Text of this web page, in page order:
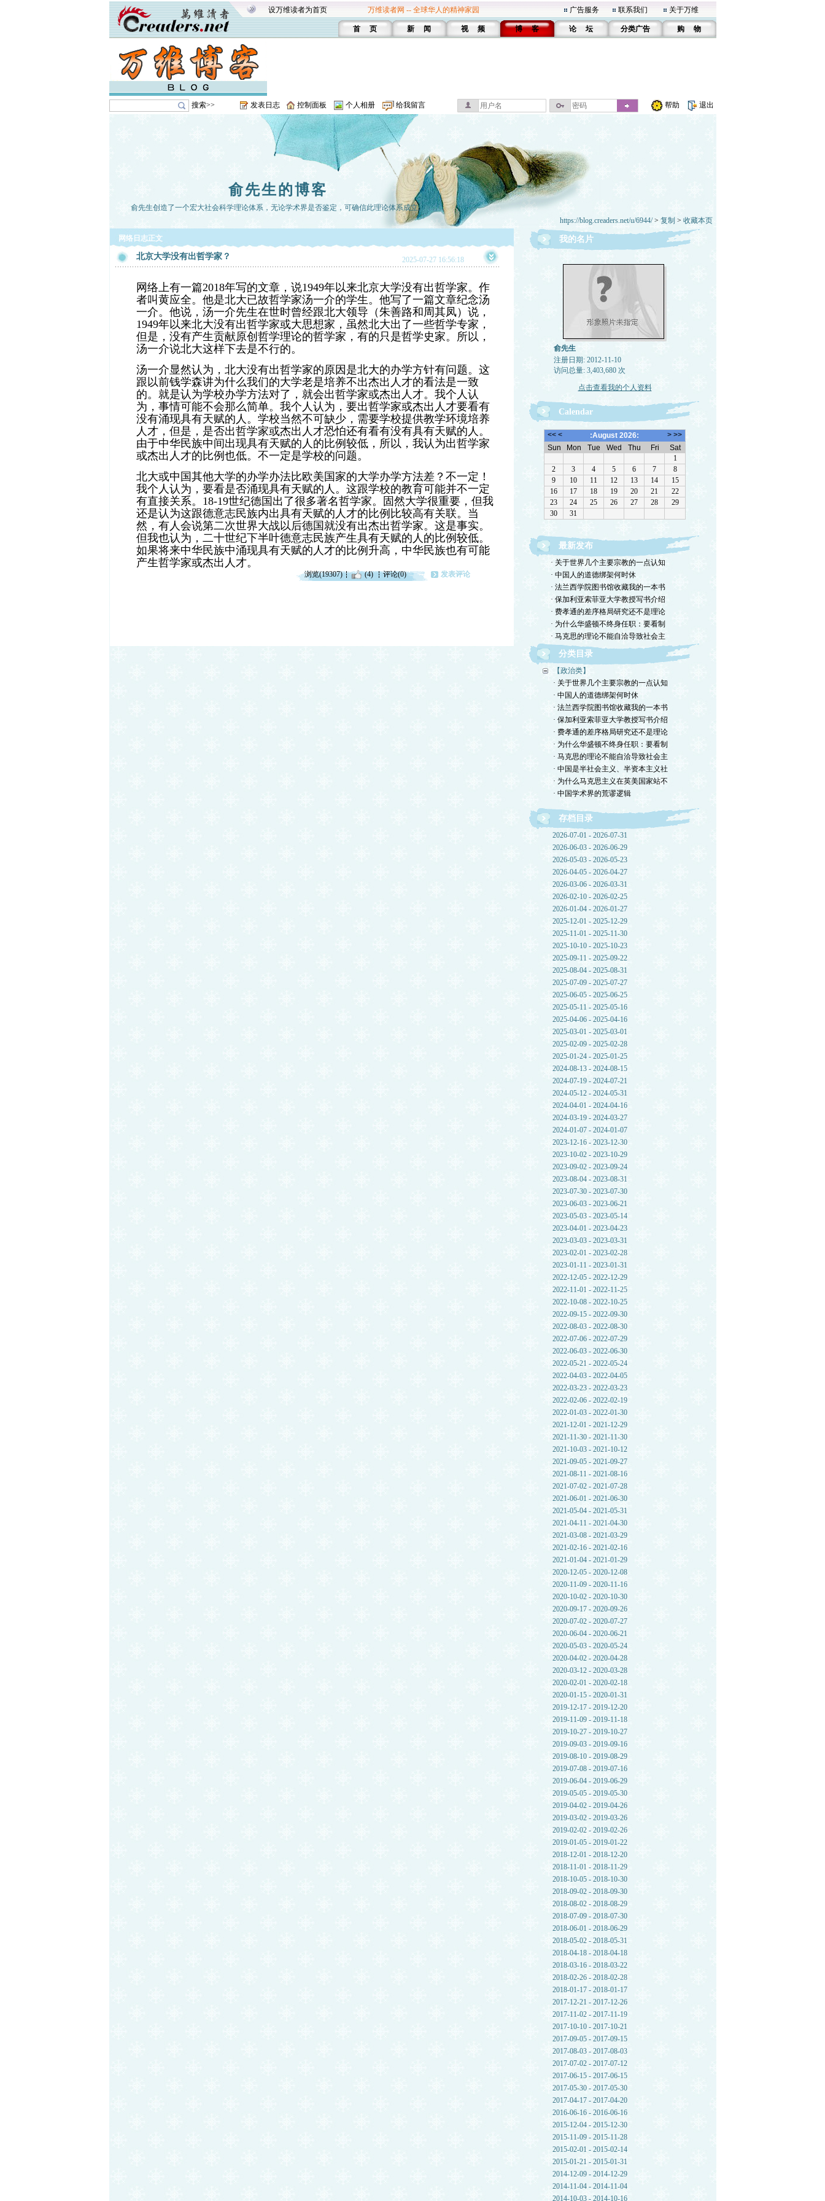
设万维读者为首页 万维读者网 -- 全球华人的精神家园 广告服务 联系我们 关于万维
首 页 新 闻 视 频 博 客 论 坛 分类广告 购 物
搜索>> 发表日志 控制面板 个人相册 给我留言 帮助 退出
俞先生的博客
俞先生创造了一个宏大社会科学理论体系，无论学术界是否鉴定，可确信此理论体系成立。
https://blog.creaders.net/u/6944/> 复制 > 收藏本页
网络日志正文
北京大学没有出哲学家？ 2025-07-27 16:56:18
网络上有一篇2018年写的文章，说1949年以来北京大学没有出哲学家。作
者叫黄应全。他是北大已故哲学家汤一介的学生。他写了一篇文章纪念汤
一介。他说，汤一介先生在世时曾经跟北大领导（朱善路和周其凤）说，
1949年以来北大没有出哲学家或大思想家，虽然北大出了一些哲学专家，
但是，没有产生贡献原创哲学理论的哲学家，有的只是哲学史家。所以，
汤一介说北大这样下去是不行的。
汤一介显然认为，北大没有出哲学家的原因是北大的办学方针有问题。这
跟以前钱学森讲为什么我们的大学老是培养不出杰出人才的看法是一致
的。就是认为学校办学方法对了，就会出哲学家或杰出人才。我个人认
为，事情可能不会那么简单。我个人认为，要出哲学家或杰出人才要看有
没有涌现具有天赋的人。学校当然不可缺少，需要学校提供教学环境培养
人才，但是，是否出哲学家或杰出人才恐怕还有看有没有具有天赋的人。
由于中华民族中间出现具有天赋的人的比例较低，所以，我认为出哲学家
或杰出人才的比例也低。不一定是学校的问题。
北大或中国其他大学的办学办法比欧美国家的大学办学方法差？不一定！
我个人认为，要看是否涌现具有天赋的人。这跟学校的教育可能并不一定
有直接关系。18-19世纪德国出了很多著名哲学家。固然大学很重要，但我
还是认为这跟德意志民族内出具有天赋的人才的比例比较高有关联。当
然，有人会说第二次世界大战以后德国就没有出杰出哲学家。这是事实。
但我也认为，二十世纪下半叶德意志民族产生具有天赋的人的比例较低。
如果将来中华民族中涌现具有天赋的人才的比例升高，中华民族也有可能
产生哲学家或杰出人才。
浏览(19307) (4) 评论(0) 发表评论
我的名片
俞先生
注册日期: 2012-11-10
访问总量: 3,403,680 次
点击查看我的个人资料
Calendar
最新发布
· 关于世界几个主要宗教的一点认知
· 中国人的道德绑架何时休
· 法兰西学院图书馆收藏我的一本书
· 保加利亚索菲亚大学教授写书介绍
· 费孝通的差序格局研究还不是理论
· 为什么华盛顿不终身任职：要看制
· 马克思的理论不能自洽导致社会主
分类目录
【政治类】
· 关于世界几个主要宗教的一点认知
· 中国人的道德绑架何时休
· 法兰西学院图书馆收藏我的一本书
· 保加利亚索菲亚大学教授写书介绍
· 费孝通的差序格局研究还不是理论
· 为什么华盛顿不终身任职：要看制
· 马克思的理论不能自洽导致社会主
· 中国是半社会主义、半资本主义社
· 为什么马克思主义在英美国家站不
· 中国学术界的荒谬逻辑
存档目录
2026-07-01 - 2026-07-31
2026-06-03 - 2026-06-29
2026-05-03 - 2026-05-23
2026-04-05 - 2026-04-27
2026-03-06 - 2026-03-31
2026-02-10 - 2026-02-25
2026-01-04 - 2026-01-27
2025-12-01 - 2025-12-29
2025-11-01 - 2025-11-30
2025-10-10 - 2025-10-23
2025-09-11 - 2025-09-22
2025-08-04 - 2025-08-31
2025-07-09 - 2025-07-27
2025-06-05 - 2025-06-25
2025-05-11 - 2025-05-16
2025-04-06 - 2025-04-16
2025-03-01 - 2025-03-01
2025-02-09 - 2025-02-28
2025-01-24 - 2025-01-25
2024-08-13 - 2024-08-15
2024-07-19 - 2024-07-21
2024-05-12 - 2024-05-31
2024-04-01 - 2024-04-16
2024-03-19 - 2024-03-27
2024-01-07 - 2024-01-07
2023-12-16 - 2023-12-30
2023-10-02 - 2023-10-29
2023-09-02 - 2023-09-24
2023-08-04 - 2023-08-31
2023-07-30 - 2023-07-30
2023-06-03 - 2023-06-21
2023-05-03 - 2023-05-14
2023-04-01 - 2023-04-23
2023-03-03 - 2023-03-31
2023-02-01 - 2023-02-28
2023-01-11 - 2023-01-31
2022-12-05 - 2022-12-29
2022-11-01 - 2022-11-25
2022-10-08 - 2022-10-25
2022-09-15 - 2022-09-30
2022-08-03 - 2022-08-30
2022-07-06 - 2022-07-29
2022-06-03 - 2022-06-30
2022-05-21 - 2022-05-24
2022-04-03 - 2022-04-05
2022-03-23 - 2022-03-23
2022-02-06 - 2022-02-19
2022-01-03 - 2022-01-30
2021-12-01 - 2021-12-29
2021-11-30 - 2021-11-30
2021-10-03 - 2021-10-12
2021-09-05 - 2021-09-27
2021-08-11 - 2021-08-16
2021-07-02 - 2021-07-28
2021-06-01 - 2021-06-30
2021-05-04 - 2021-05-31
2021-04-11 - 2021-04-30
2021-03-08 - 2021-03-29
2021-02-16 - 2021-02-16
2021-01-04 - 2021-01-29
2020-12-05 - 2020-12-08
2020-11-09 - 2020-11-16
2020-10-02 - 2020-10-30
2020-09-17 - 2020-09-26
2020-07-02 - 2020-07-27
2020-06-04 - 2020-06-21
2020-05-03 - 2020-05-24
2020-04-02 - 2020-04-28
2020-03-12 - 2020-03-28
2020-02-01 - 2020-02-18
2020-01-15 - 2020-01-31
2019-12-17 - 2019-12-20
2019-11-09 - 2019-11-18
2019-10-27 - 2019-10-27
2019-09-03 - 2019-09-16
2019-08-10 - 2019-08-29
2019-07-08 - 2019-07-16
2019-06-04 - 2019-06-29
2019-05-05 - 2019-05-30
2019-04-02 - 2019-04-26
2019-03-02 - 2019-03-26
2019-02-02 - 2019-02-26
2019-01-05 - 2019-01-22
2018-12-01 - 2018-12-20
2018-11-01 - 2018-11-29
2018-10-05 - 2018-10-30
2018-09-02 - 2018-09-30
2018-08-02 - 2018-08-29
2018-07-09 - 2018-07-30
2018-06-01 - 2018-06-29
2018-05-02 - 2018-05-31
2018-04-18 - 2018-04-18
2018-03-16 - 2018-03-22
2018-02-26 - 2018-02-28
2018-01-17 - 2018-01-17
2017-12-21 - 2017-12-26
2017-11-02 - 2017-11-19
2017-10-10 - 2017-10-21
2017-09-05 - 2017-09-15
2017-08-03 - 2017-08-03
2017-07-02 - 2017-07-12
2017-06-15 - 2017-06-15
2017-05-30 - 2017-05-30
2017-04-17 - 2017-04-20
2016-06-16 - 2016-06-16
2015-12-04 - 2015-12-30
2015-11-09 - 2015-11-28
2015-02-01 - 2015-02-14
2015-01-21 - 2015-01-31
2014-12-09 - 2014-12-29
2014-11-04 - 2014-11-04
2014-10-03 - 2014-10-16